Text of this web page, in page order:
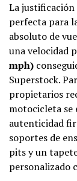
La justificación
perfecta para
absoluto de
una velocidad
mph)
Superstock.
propietarios
motocicleta se
autenticidad
soportes de
pits y un
personalizado